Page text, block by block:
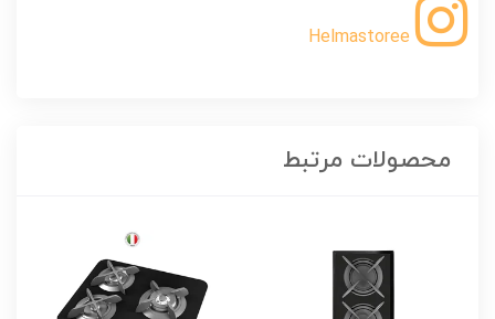
Helmastoree
محصولات مرتبط